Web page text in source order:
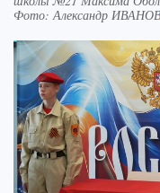
Фото:Александр